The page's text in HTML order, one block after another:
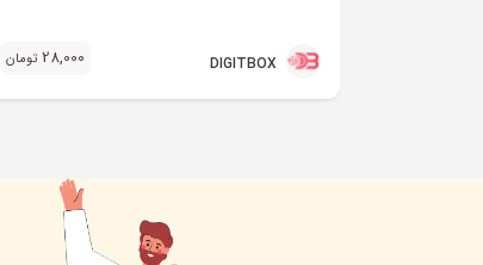
DIGITBOX
28,000 تومان